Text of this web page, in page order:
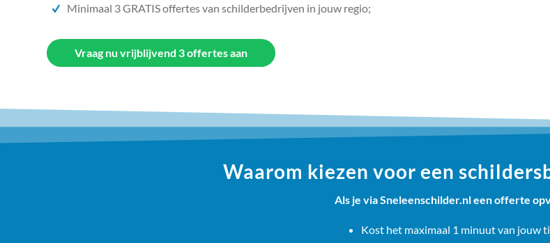
Minimaal 3 GRATIS offertes van schilderbedrijven in jouw regio;
Vraag nu vrijblijvend 3 offertes aan
Waarom kiezen voor een
Als je via Sneleenschilder.nl een offerte
Kost het maximaal 1 minuut van jouw